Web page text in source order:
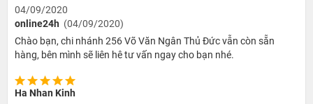
04/09/2020
online24h (04/09/2020)
Chào bạn, chi nhánh 256 Võ Văn Ngân Thủ Đức vẫn còn sẵn
hàng, bên mình sẽ liên hê tư vấn ngay cho bạn nhé.
Ha Nhan Kinh